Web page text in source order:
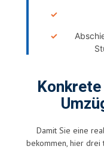
Damit Sie eine
bekommen, hier drei